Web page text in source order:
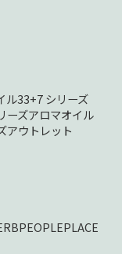
ル33+7 シリーズ
ーズアロマオイル
アウトレット
PEOPLEPLACE